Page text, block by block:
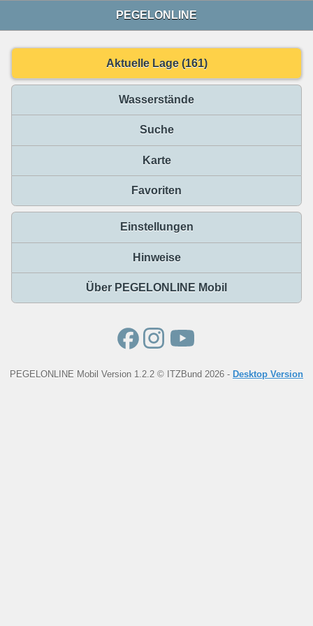
PEGELONLINE
Aktuelle Lage (161)
Wasserstände
Suche
Karte
Favoriten
Einstellungen
Hinweise
Über PEGELONLINE Mobil
PEGELONLINE Mobil Version 1.2.2 © ITZBund 2026 - Desktop Version